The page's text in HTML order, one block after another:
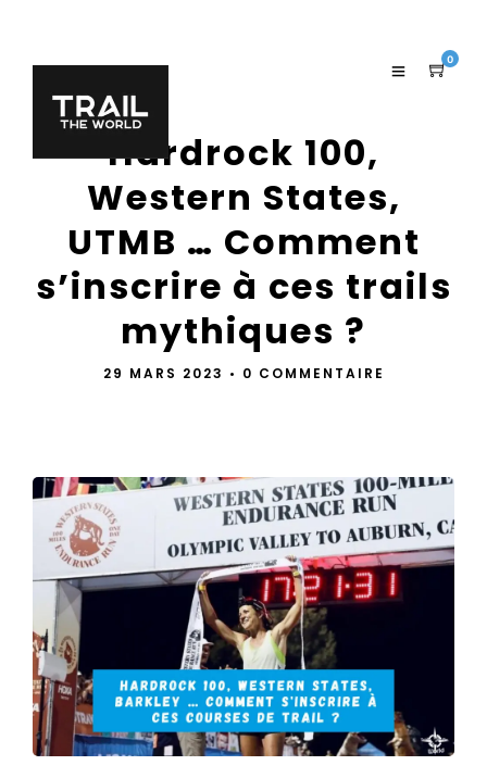
0
Hardrock 100,
Western States,
UTMB … Comment
s’inscrire à ces trails
mythiques ?
29 MARS 2023 • 0 COMMENTAIRE